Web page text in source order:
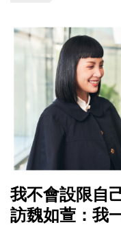
我不會設限自
訪魏如萱：我